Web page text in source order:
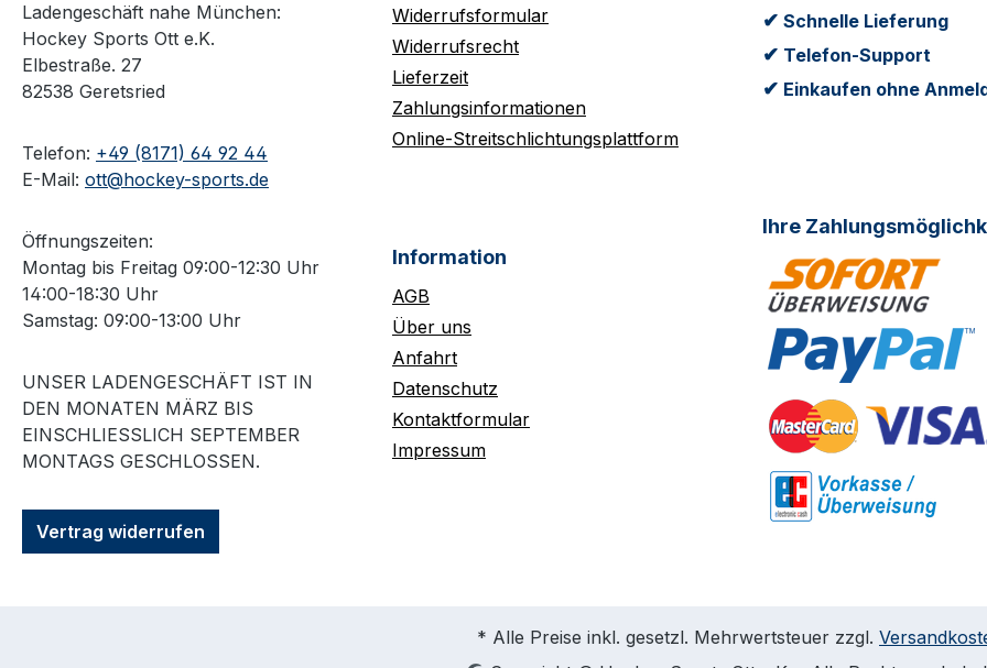
Ladengeschäft nahe München:
Hockey Sports Ott e.K.
Elbestraße. 27
82538 Geretsried
Telefon: +49 (8171) 64 92 44
E-Mail: ott@hockey-sports.de
Öffnungszeiten:
Montag bis Freitag 09:00-12:30 Uhr
14:00-18:30 Uhr
Samstag: 09:00-13:00 Uhr
UNSER LADENGESCHÄFT IST IN
DEN MONATEN MÄRZ BIS
EINSCHLIESSLICH SEPTEMBER M
ONTAGS GESCHLOSSEN.
Vertrag widerrufen
Widerrufsformular
Widerrufsrecht
Lieferzeit
Zahlungsinformationen
Online-Streitschlichtungsplattform
Information
AGB
Über uns
Anfahrt
Datenschutz
Kontaktformular
Impressum
✔ Schnelle Lieferung
✔ Telefon-Support
✔ Einkaufen ohne
Ihre
* Alle Preise inkl. gesetzl. Mehrwertsteuer zzgl.